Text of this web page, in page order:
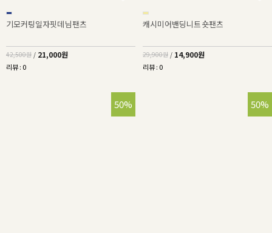
기모커팅일자핏데님팬츠
42,500원 / 21,000원
리뷰 : 0
캐시미어밴딩니트숏팬츠
29,900원 / 14,900원
리뷰 : 0
50% 50%